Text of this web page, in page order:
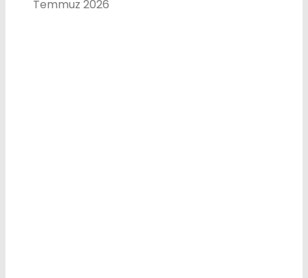
Temmuz 2026